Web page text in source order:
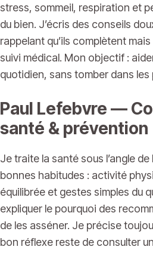
stress, sommeil, respiration et
du bien. J’écris des conseils
rappelant qu’ils complètent
suivi médical. Mon objectif :
quotidien, sans tomber dans
Paul Lefebvre —
santé & prévention
Je traite la santé sous l’angle
bonnes habitudes : activité
équilibrée et gestes simples du
expliquer le pourquoi des
de les asséner. Je précise
bon réflexe reste de consulter